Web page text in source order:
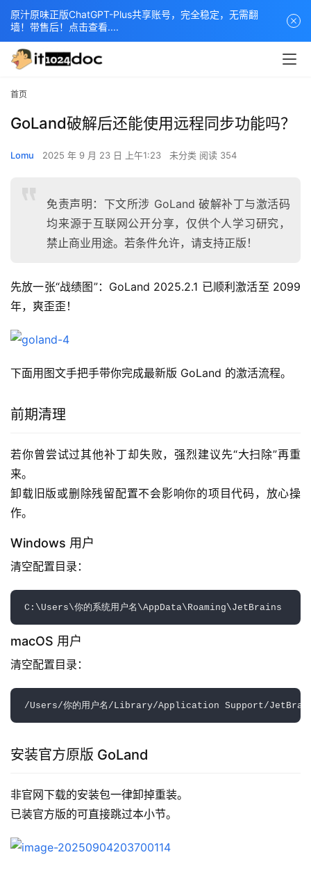
首页
GoLand破解后还能使用远程同步功能吗？
Lomu 2025 年 9 月 23 日 上午1:23 未分类 阅读 354
免责声明：下文所涉 GoLand 破解补丁与激活码
均来源于互联网公开分享，仅供个人学习研究，
禁止商业用途。若条件允许，请支持正版！
先放一张“战绩图”：GoLand 2025.2.1 已顺利激活至 2099
年，爽歪歪！
下面用图文手把手带你完成最新版 GoLand 的激活流程。
前期清理
若你曾尝试过其他补丁却失败，强烈建议先“大扫除”再重
来。
卸载旧版或删除残留配置不会影响你的项目代码，放心操
作。
Windows 用户
清空配置目录：
macOS 用户
清空配置目录：
安装官方原版 GoLand
非官网下载的安装包一律卸掉重装。
已装官方版的可直接跳过本小节。
原汁原味正版ChatGPT-Plus共享账号，完全稳定，无需翻
墙！带售后！点击查看....